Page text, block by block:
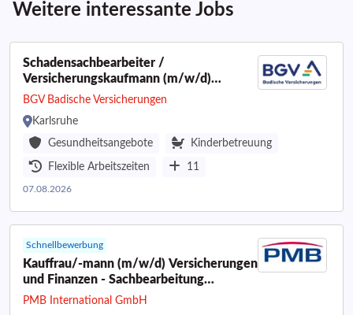
Weitere interessante Jobs
Schadensachbearbeiter /
Versicherungskaufmann (m/w/d)
Haftpflicht- und Unfallversicherung /
BGV Badische Versicherungen
Karlsruhe
Gesundheitsangebote
Kinderbetreuung
Flexible Arbeitszeiten 11
07.08.2026
Schnellbewerbung
Kauffrau/-mann (m/w/d) Versicherungen
und Finanzen - Sachbearbeitung
Komposit
PMB International GmbH